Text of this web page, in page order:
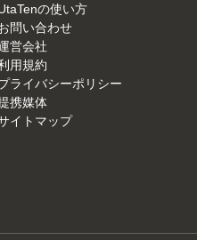
の使い方
問い合わせ
営会社
用規約
ライバシーポリシー
携媒体
イトマップ